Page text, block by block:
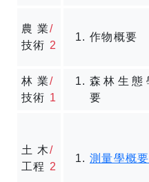
農業
技術
/
2
作物概要
林業
技術
/
1
森林生態
要
土木
工程
/
2
測量學概要